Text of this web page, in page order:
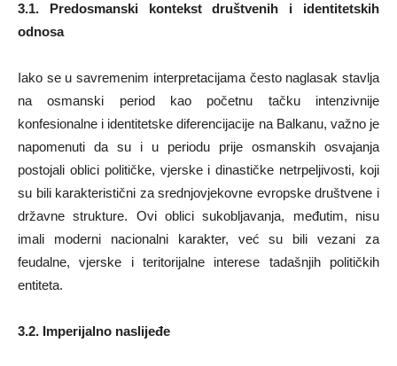
3.1. Predosmanski kontekst društvenih i identitetskih
odnosa
Iako se u savremenim interpretacijama često naglasak stavlja
na osmanski period kao početnu tačku intenzivnije
konfesionalne i identitetske diferencijacije na Balkanu, važno je
napomenuti da su i u periodu prije osmanskih osvajanja
postojali oblici političke, vjerske i dinastičke netrpeljivosti, koji
su bili karakteristični za srednjovjekovne evropske društvene i
državne strukture. Ovi oblici sukobljavanja, međutim, nisu
imali moderni nacionalni karakter, već su bili vezani za
feudalne, vjerske i teritorijalne interese tadašnjih političkih
entiteta.
3.2. Imperijalno naslijeđe